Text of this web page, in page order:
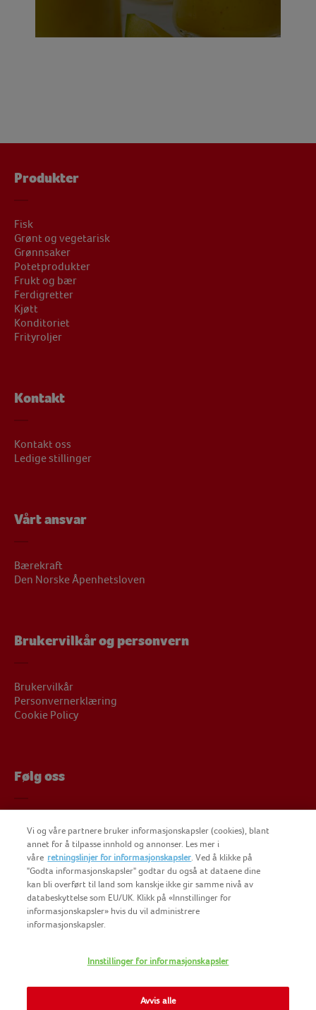
Produkter
Fisk
Grønt og vegetarisk
Grønnsaker
Potetprodukter
Frukt og bær
Ferdigretter
Kjøtt
Konditoriet
Frityroljer
Kontakt
Kontakt oss
Ledige stillinger
Vårt ansvar
Bærekraft
Den Norske Åpenhetsloven
Brukervilkår og personvern
Brukervilkår
Personvernerklæring
Cookie Policy
Følg oss
Følg oss på Instagram
Findus på YouTube
FINDUS
NOMAD FOODS
Vi og våre partnere bruker informasjonskapsler (cookies), blant
annet for å tilpasse innhold og annonser. Les mer i
våre retningslinjer for informasjonskapsler. Ved å klikke på
"Godta informasjonskapsler" godtar du også at dataene dine
kan bli overført til land som kanskje ikke gir samme nivå av
databeskyttelse som EU/UK. Klikk på «Innstillinger for
informasjonskapsler» hvis du vil administrere
informasjonskapsler.
Innstillinger for informasjonskapsler
Avvis alle